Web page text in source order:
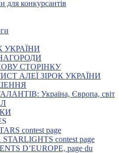
для конкурсантів
УКРАЇНИ
СТОРІНКУ
АЛЕЇ ЗІРОК УКРАЇНИ
Україна, Європа, світ
contest page
contest page
D’EUROPE, page du